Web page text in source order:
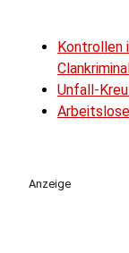
Kontrollen
Unfall-
Anzeige